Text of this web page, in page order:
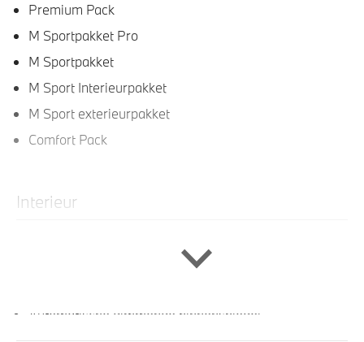
Premium Pack
M Sportpakket Pro
M Sportpakket
M Sport Interieurpakket
M Sport exterieurpakket
Comfort Pack
Interieur
Automatische dimmende binnenspiegel